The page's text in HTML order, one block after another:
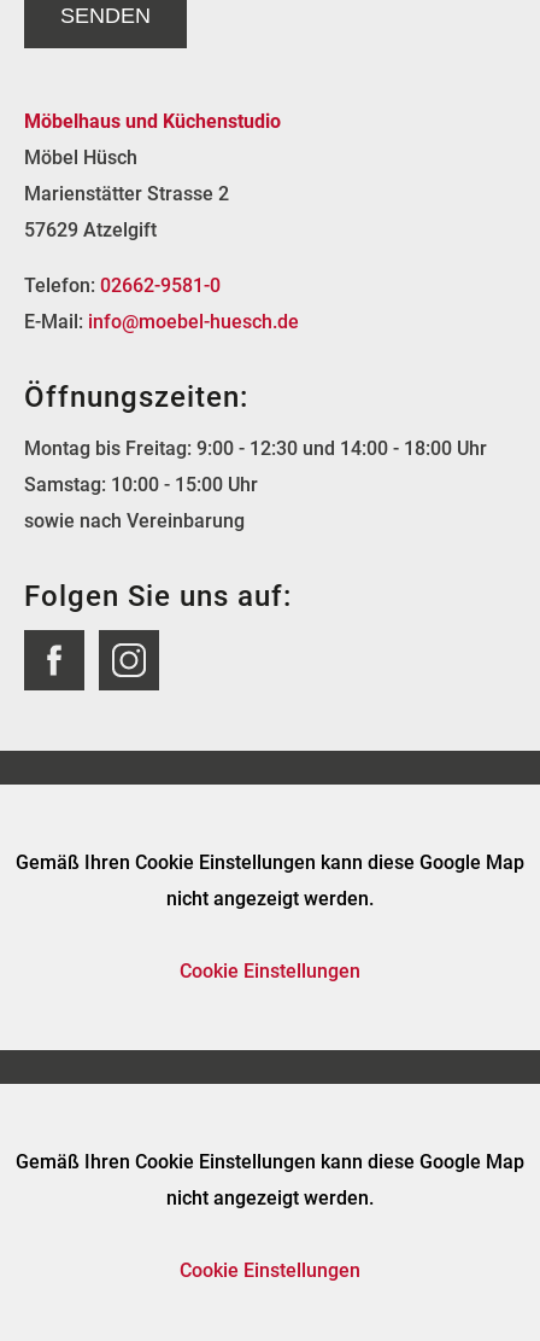
Möbelhaus und Küchenstudio
Möbel Hüsch
Marienstätter Strasse 2
57629 Atzelgift
Telefon: 02662-9581-0
E-Mail: info@moebel-huesch.de
Öffnungszeiten:
Montag bis Freitag: 9:00 - 12:30 und 14:00 - 18:00 Uhr
Samstag: 10:00 - 15:00 Uhr
sowie nach Vereinbarung
Folgen Sie uns auf:
Gemäß Ihren Cookie Einstellungen kann diese Google Map
nicht angezeigt werden.
Cookie Einstellungen
Gemäß Ihren Cookie Einstellungen kann diese Google Map
nicht angezeigt werden.
Cookie Einstellungen